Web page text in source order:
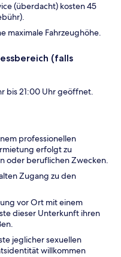
(überdacht) kosten 45
maximale Fahrzeughöhe.
(falls
bis 21:00 Uhr geöffnet.
professionellen
erfolgt zu
oder beruflichen Zwecken.
Zugang zu den
vor Ort mit einem
dieser Unterkunft ihren
jeglicher sexuellen
willkommen